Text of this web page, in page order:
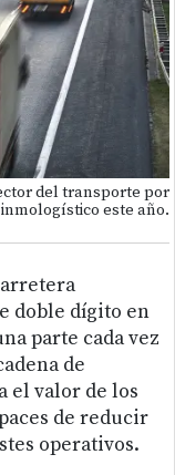
del transporte por
este año.
doble dígito en
parte cada vez
de
el valor de los
de reducir
operativos.